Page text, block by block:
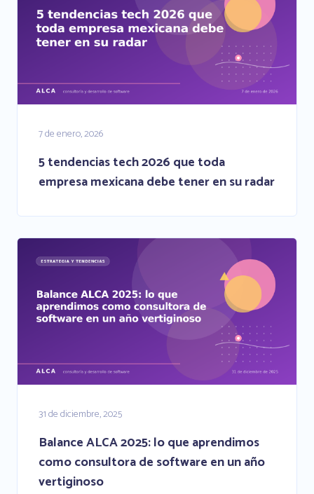
7 de enero, 2026
5 tendencias tech 2026 que toda
empresa mexicana debe tener en su radar
31 de diciembre, 2025
Balance ALCA 2025: lo que aprendimos
como consultora de software en un año
vertiginoso